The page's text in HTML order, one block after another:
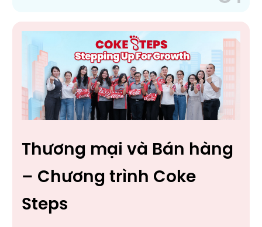
Thương mại và Bán hàng
– Chương trình Coke
Steps